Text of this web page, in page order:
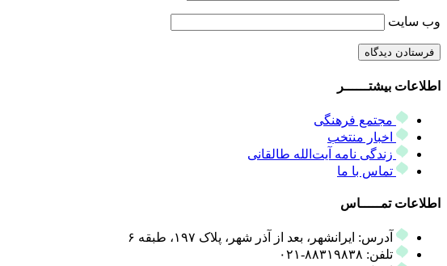
وب‌ سایت
اطلاعات بیشتــــــر
مجتمع فرهنگی
اخبار منتخب
زندگی نامه آیت‌الله طالقانی
تماس با ما
اطلاعات تمـــــاس
آدرس: ایرانشهر، بعد از آذر شهر، پلاک ۱۹۷، طبقه ۶
تلفن: ۸۸۳۱۹۸۳۸-۰۲۱